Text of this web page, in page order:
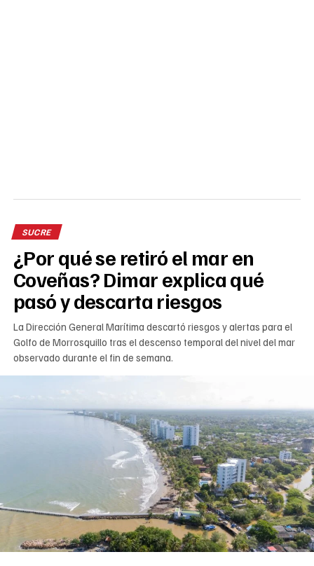
SUCRE
¿Por qué se retiró el mar en
Coveñas? Dimar explica qué
pasó y descarta riesgos
La Dirección General Marítima descartó riesgos y alertas para el
Golfo de Morrosquillo tras el descenso temporal del nivel del mar
observado durante el fin de semana.